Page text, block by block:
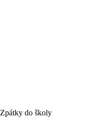
Zpátky do školy